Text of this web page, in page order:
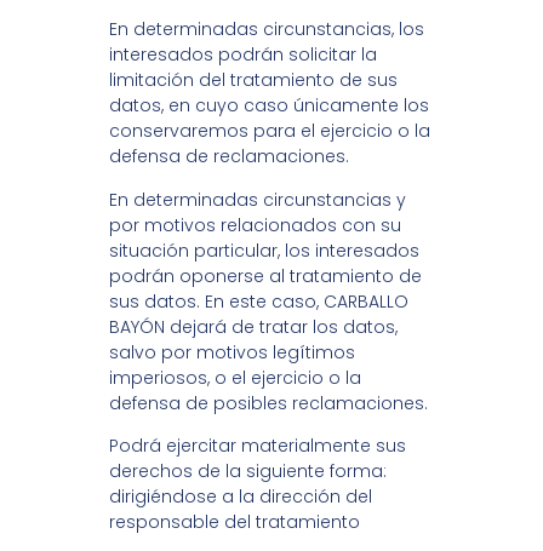
En determinadas circunstancias, los
interesados podrán solicitar la
limitación del tratamiento de sus
datos, en cuyo caso únicamente los
conservaremos para el ejercicio o la
defensa de reclamaciones.
En determinadas circunstancias y
por motivos relacionados con su
situación particular, los interesados
podrán oponerse al tratamiento de
sus datos. En este caso, CARBALLO
BAYÓN dejará de tratar los datos,
salvo por motivos legítimos
imperiosos, o el ejercicio o la
defensa de posibles reclamaciones.
Podrá ejercitar materialmente sus
derechos de la siguiente forma:
dirigiéndose a la dirección del
responsable del tratamiento